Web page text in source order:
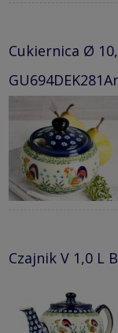
Cukiernica Ø
Czajnik V 1,0 L